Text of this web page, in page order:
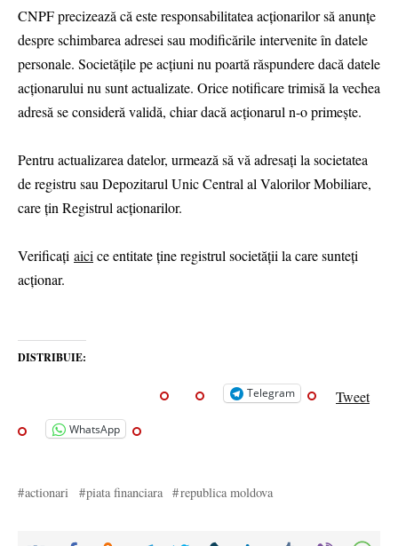
CNPF precizează că este responsabilitatea acționarilor să anunțe
despre schimbarea adresei sau modificările intervenite în datele
personale. Societățile pe acțiuni nu poartă răspundere dacă datele
acționarului nu sunt actualizate. Orice notificare trimisă la vechea
adresă se consideră validă, chiar dacă acționarul n-o primește.
Pentru actualizarea datelor, urmează să vă adresați la societatea
de registru sau Depozitarul Unic Central al Valorilor Mobiliare,
care țin Registrul acționarilor.
Verificați aici ce entitate ține registrul societății la care sunteți
acționar.
DISTRIBUIE:
Telegram Tweet
WhatsApp
actionari piata financiara republica moldova